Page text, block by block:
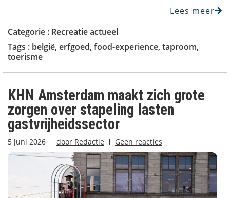
Lees meer
Categorie : Recreatie actueel
Tags : belgië, erfgoed, food-experience, taproom,
toerisme
KHN Amsterdam maakt zich grote
zorgen over stapeling lasten
gastvrijheidssector
5 juni 2026 door Redactie Geen reacties